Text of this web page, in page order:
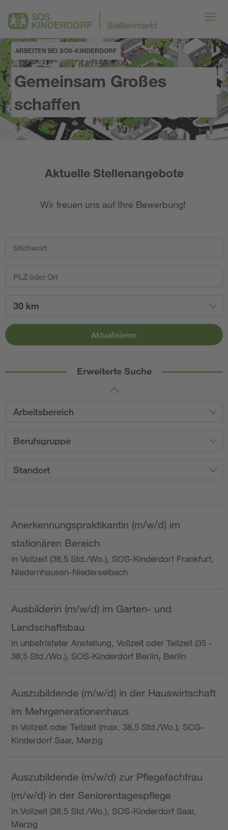
ARBEITEN BEI SOS-KINDERDORF
Gemeinsam Großes
schaffen
Aktuelle Stellenangebote
Wir freuen uns auf Ihre Bewerbung!
30 km
Aktualisieren
Erweiterte Suche
Arbeitsbereich
Berufsgruppe
Standort
Anerkennungspraktikantin (m/w/d) im
stationären Bereich
in Vollzeit (38,5 Std./Wo.), SOS-Kinderdorf Frankfurt,
Niedernhausen-Niederselbach
Ausbilderin (m/w/d) im Garten- und
Landschaftsbau
in unbefristeter Anstellung, Vollzeit oder Teilzeit (35 -
38,5 Std./Wo.), SOS-Kinderdorf Berlin, Berlin
Auszubildende (m/w/d) in der Hauswirtschaft
im Mehrgenerationenhaus
in Vollzeit oder Teilzeit (max. 38,5 Std./Wo.), SOS-
Kinderdorf Saar, Merzig
Auszubildende (m/w/d) zur Pflegefachfrau
(m/w/d) in der Seniorentagespflege
in Vollzeit (38,5 Std./Wo.), SOS-Kinderdorf Saar,
Merzig